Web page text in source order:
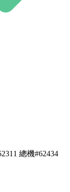
總機#62434